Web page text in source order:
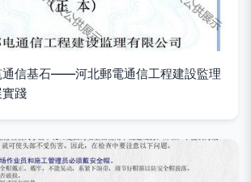
通信基石——河北郵電通信工程建設監理
踐